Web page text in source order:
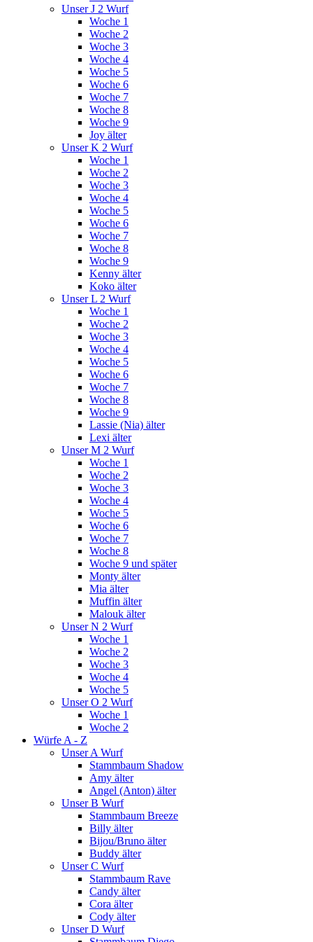
Unser J 2 Wurf
Woche 1
Woche 2
Woche 3
Woche 4
Woche 5
Woche 6
Woche 7
Woche 8
Woche 9
Joy älter
Unser K 2 Wurf
Woche 1
Woche 2
Woche 3
Woche 4
Woche 5
Woche 6
Woche 7
Woche 8
Woche 9
Kenny älter
Koko älter
Unser L 2 Wurf
Woche 1
Woche 2
Woche 3
Woche 4
Woche 5
Woche 6
Woche 7
Woche 8
Woche 9
Lassie (Nia) älter
Lexi älter
Unser M 2 Wurf
Woche 1
Woche 2
Woche 3
Woche 4
Woche 5
Woche 6
Woche 7
Woche 8
Woche 9 und später
Monty älter
Mia älter
Muffin älter
Malouk älter
Unser N 2 Wurf
Woche 1
Woche 2
Woche 3
Woche 4
Woche 5
Unser O 2 Wurf
Woche 1
Woche 2
Würfe A - Z
Unser A Wurf
Stammbaum Shadow
Amy älter
Angel (Anton) älter
Unser B Wurf
Stammbaum Breeze
Billy älter
Bijou/Bruno älter
Buddy älter
Unser C Wurf
Stammbaum Rave
Candy älter
Cora älter
Cody älter
Unser D Wurf